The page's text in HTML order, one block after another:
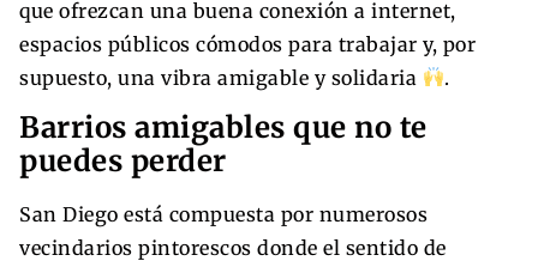
que ofrezcan una buena conexión a internet,
espacios públicos cómodos para trabajar y, por
supuesto, una vibra amigable y solidaria
.
Barrios amigables que no te
puedes perder
San Diego está compuesta por numerosos
vecindarios pintorescos donde el sentido de